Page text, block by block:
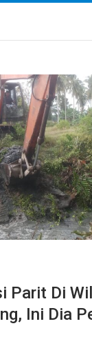
Parit Di
Ini Dia